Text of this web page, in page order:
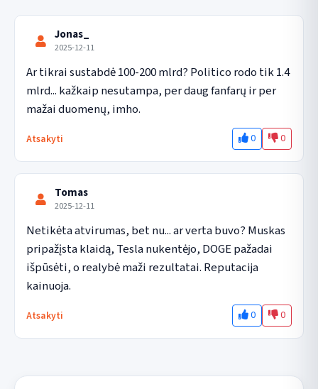
Jonas_
2025-12-11
Ar tikrai sustabdė 100-200 mlrd? Politico rodo tik 1.4
mlrd... kažkaip nesutampa, per daug fanfarų ir per
mažai duomenų, imho.
Atsakyti 0 0
Tomas
2025-12-11
Netikėta atvirumas, bet nu... ar verta buvo? Muskas
pripažįsta klaidą, Tesla nukentėjo, DOGE pažadai
išpūsėti, o realybė maži rezultatai. Reputacija
kainuoja.
Atsakyti 0 0